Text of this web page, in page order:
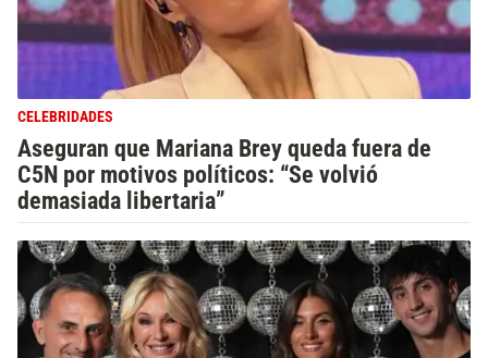
CELEBRIDADES
Aseguran que Mariana Brey queda fuera de
C5N por motivos políticos: “Se volvió
demasiada libertaria”